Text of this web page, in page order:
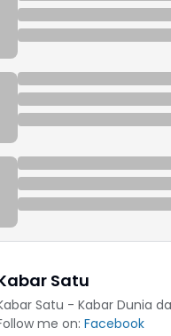
Satu
Satu - Kabar Dunia
me on: Facebook